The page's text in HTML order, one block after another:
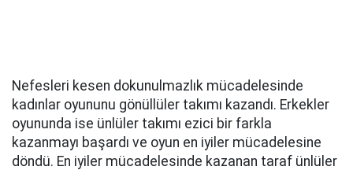
Nefesleri kesen dokunulmazlık mücadelesinde
kadınlar oyununu gönüllüler takımı kazandı. Erkekler
oyununda ise ünlüler takımı ezici bir farkla
kazanmayı başardı ve oyun en iyiler mücadelesine
döndü. En iyiler mücadelesinde kazanan taraf ünlüler